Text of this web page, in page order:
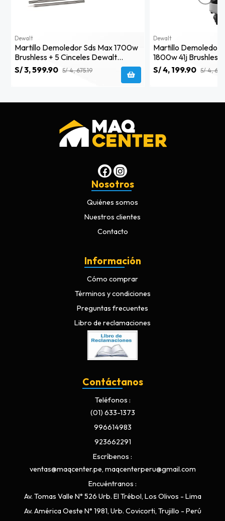
Dewalt
Martillo Demoledor Sds Max 1700w
Brushless + 5 Cinceles Dewalt
D25911k-K21
S/ 3, 599.90 S/ 4, 675.19
Dewalt
Martillo Demoledor
1800w 41j
D25966-B2
S/ 4, 199.90 S/ 4,
Nosotros
Quiénes somos
Nuestros clientes
Contacto
Información
Cómo comprar
Términos y condiciones
Preguntas frecuentes
Libro de reclamaciones
Contáctanos
Teléfonos
(01) 633-1373
996614983
923662291
Escríbenos
ventas@maqcenter.pe, maqcenterperu@gmail.com
Encuéntranos
Av. Tomas Valle N° 526 Urb. El Trébol, Los Olivos - Lima
Av. América Oeste N° 1981, Urb. Covicorti, Trujillo - Perú